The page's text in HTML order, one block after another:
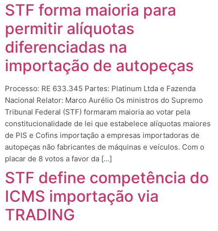
STF forma maioria para
permitir alíquotas
diferenciadas na
importação de autopeças
Processo: RE 633.345 Partes: Platinum Ltda e Fazenda
Nacional Relator: Marco Aurélio Os ministros do Supremo
Tribunal Federal (STF) formaram maioria ao votar pela
constitucionalidade de lei que estabelece alíquotas maiores
de PIS e Cofins importação a empresas importadoras de
autopeças não fabricantes de máquinas e veículos. Com o
placar de 8 votos a favor da […]
STF define competência do
ICMS importação via
TRADING